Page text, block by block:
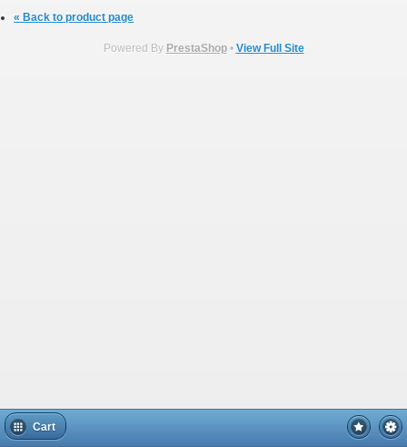
« Back to product page
Powered By PrestaShop• View Full Site
Cart